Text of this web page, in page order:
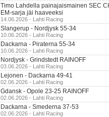
Timo Lahdella painajaismainen SEC
EM-sarja jäi haaveeksi
14.06.2026 - Lahti Racing
Slangerup - Nordjysk 55-34
10.06.2026 - Lahti Racing
Dackarna - Piraterna 55-34
10.06.2026 - Lahti Racing
Nordjysk - Grindstedt RAINOFF
03.06.2026 - Lahti Racing
Lejonen - Dackarna 49-41
02.06.2026 - Lahti Racing
Gdansk - Opole 23-25 RAINOFF
02.06.2026 - Lahti Racing
Dackarna - Smederna 37-53
02.06.2026 - Lahti Racing